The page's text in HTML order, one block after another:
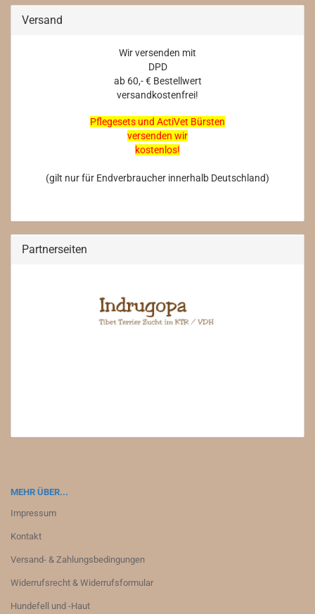
Versand
Wir versenden mit
DPD
ab 60,- € Bestellwert
versandkostenfrei!
Pflegesets und ActiVet Bürsten
versenden wir
kostenlos!
(gilt nur für Endverbraucher innerhalb Deutschland)
Partnerseiten
MEHR ÜBER...
Impressum
Kontakt
Versand- & Zahlungsbedingungen
Widerrufsrecht & Widerrufsformular
Hundefell und -Haut